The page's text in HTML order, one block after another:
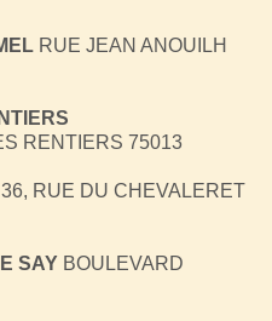
RUE JEAN ANOUILH
RENTIERS 75013
36, RUE DU CHEVALERET
SAY BOULEVARD